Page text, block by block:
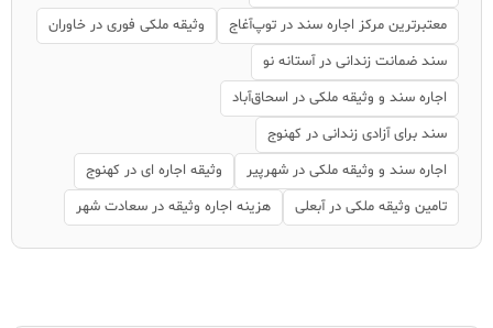
معتبرترین مرکز اجاره سند در توپ‌آغاج
وثیقه ملکی فوری در خاوران
سند ضمانت زندانی در آستانه نو
اجاره سند و وثیقه ملکی در اسحاق‌آباد
سند برای آزادی زندانی در کهنوج
اجاره سند و وثیقه ملکی در شهرپیر
وثیقه اجاره ای در کهنوج
تامین وثیقه ملکی در آبعلی
هزینه اجاره وثیقه در سعادت شهر